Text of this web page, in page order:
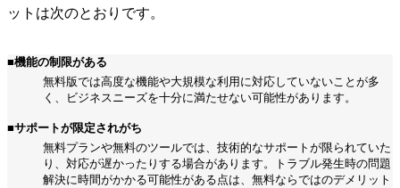
ットは次のとおりです。
■機能の制限がある
無料版では高度な機能や大規模な利用に対応していないことが多
く、ビジネスニーズを十分に満たせない可能性があります。
■サポートが限定されがち
無料プランや無料のツールでは、技術的なサポートが限られていた
り、対応が遅かったりする場合があります。トラブル発生時の問題
解決に時間がかかる可能性がある点は、無料ならではのデメリット